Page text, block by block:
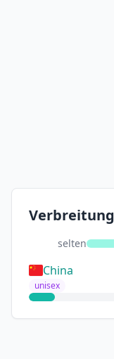
Verbreitung
selten
China
unisex